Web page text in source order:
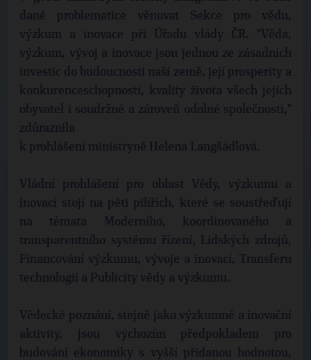
dané problematice věnovat Sekce pro vědu,
výzkum a inovace při Úřadu vlády ČR. "Věda,
výzkum, vývoj a inovace jsou jednou ze zásadních
investic do budoucnosti naší země, její prosperity a
konkurenceschopnosti, kvality života všech jejích
obyvatel i soudržné a zároveň odolné společnosti,"
zdůraznila
k prohlášení ministryně Helena Langšádlová.
Vládní prohlášení pro oblast Vědy, výzkumu a
inovací stojí na pěti pilířích, které se soustřeďují
na témata Moderního, koordinovaného a
transparentního systému řízení, Lidských zdrojů,
Financování výzkumu, vývoje a inovací, Transferu
technologií a Publicity vědy a výzkumu.
Vědecké poznání, stejně jako výzkumné a inovační
aktivity, jsou výchozím předpokladem pro
budování ekonomiky s vyšší přidanou hodnotou,